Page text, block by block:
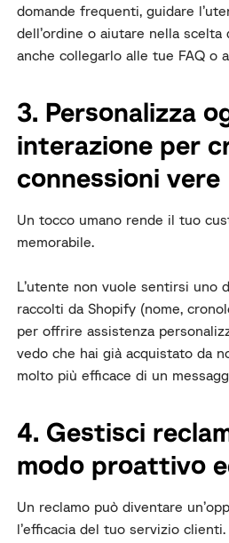
domande frequenti, guidare
dell’ordine o aiutare nella
anche collegarlo alle tue FAQ o
3. Personalizza
interazione per
connessioni vere
Un tocco umano rende il tuo
memorabile.
L’utente non vuole sentirsi uno
raccolti da Shopify (nome,
per offrire assistenza
vedo che hai già acquistato da
molto più efficace di un
4. Gestisci
modo proattivo
Un reclamo può diventare
l’efficacia del tuo servizio clienti.